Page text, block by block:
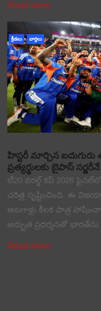
Read More
క్రీడలు వార్తలు
హిస్టరీ మార్చిన ఐదుగురు
ప్రత్యర్థులకు బైపాస్
టీ20 వరల్డ్ కప్ 2026
చరిత్ర సృష్టించింది. ఈ
ఆటగాళ్లు కీలక పాత్ర
అద్భుత ప్రదర్శనతో
Read More